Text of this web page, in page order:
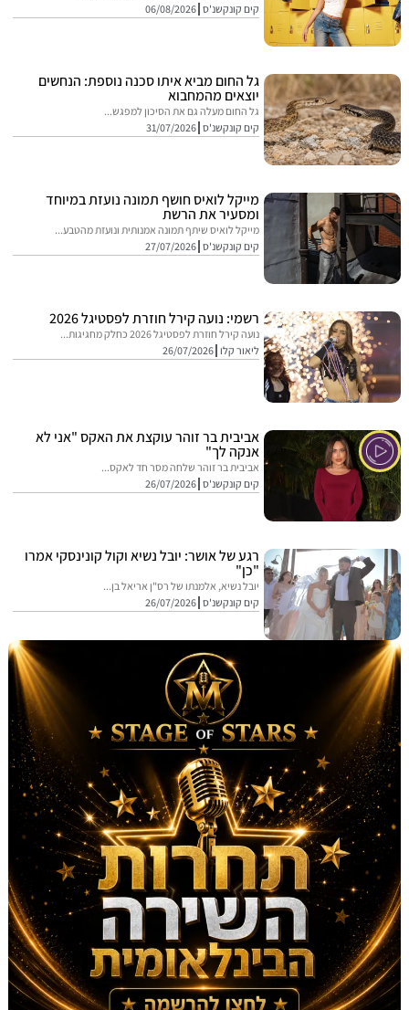
קים קונקשנ'ס 06/08/2026
גל החום מביא איתו סכנה נוספת: הנחשים
יוצאים מהמחבוא
גל החום מעלה גם את הסיכון למפגש...
קים קונקשנ'ס 31/07/2026
מייקל לואיס חושף תמונה נועזת במיוחד
ומסעיר את הרשת
מייקל לואיס שיתף תמונה אמנותית ונועזת מהטבע...
קים קונקשנ'ס 27/07/2026
רשמי: נועה קירל חוזרת לפסטיגל 2026
נועה קירל חוזרת לפסטיגל 2026 כחלק מחגיגות...
ליאור קלו 26/07/2026
אביבית בר זוהר עוקצת את האקס "אני לא
אנקה לך"
אביבית בר זוהר שלחה מסר חד לאקס...
קים קונקשנ'ס 26/07/2026
רגע של אושר: יובל נשיא וקול קונינסקי אמרו
"כן"
יובל נשיא, אלמנתו של רס"ן אריאל בן...
קים קונקשנ'ס 26/07/2026